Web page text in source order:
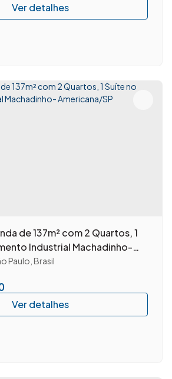
de 137m² com 2 Quartos, 1
Industrial Machadinho-
Paulo Brasil